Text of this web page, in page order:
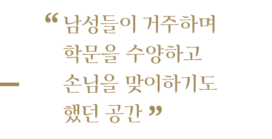
“ 남성들이 거주하며
학문을 수양하고
손님을 맞이하기도
했던 공간 ”